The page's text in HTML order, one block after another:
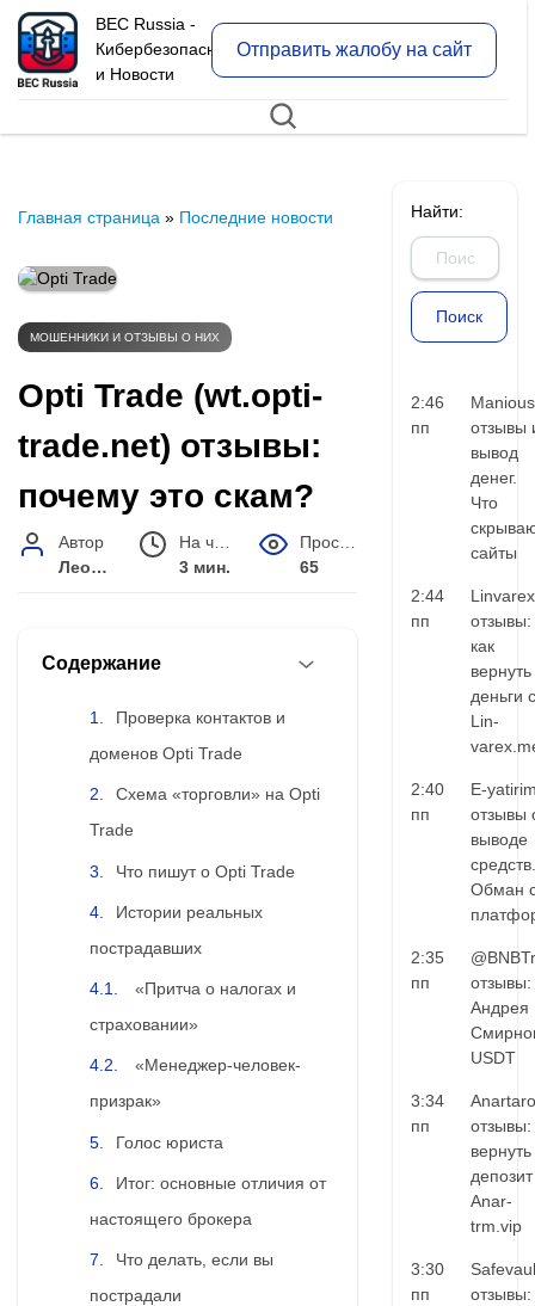
BEC Russia -
Кибербезопасность
и Новости
Отправить жалобу на сайт
Главная страница » Последние новости
МОШЕННИКИ И ОТЗЫВЫ О НИХ
Opti Trade (wt.opti-
trade.net) отзывы:
почему это скам?
Автор
Леонид Малышев
3 мин.
65
Содержание
Проверка контактов и
доменов Opti Trade
Схема «торговли» на Opti
Trade
Что пишут о Opti Trade
Истории реальных
пострадавших
«Притча о налогах и
страховании»
«Менеджер-человек-
призрак»
Голос юриста
Итог: основные отличия от
настоящего брокера
Что делать, если вы
пострадали
Найти:
2:46
пп
Manious
отзывы
вывод
денег.
Что
сайты
2:44
пп
Linvarex
отзывы:
как
вернуть
деньги с
Lin-
2:40
пп
E-
отзывы
выводе
средств.
Обман
2:35
пп
Андрея
USDT
3:34
пп
отзывы:
вернуть
Anar-
trm.vip
3:30
пп
отзывы: